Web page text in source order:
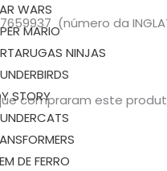
WARS
MARIO
NINJAS
STORY
DE FERRO
(número da
compraram este